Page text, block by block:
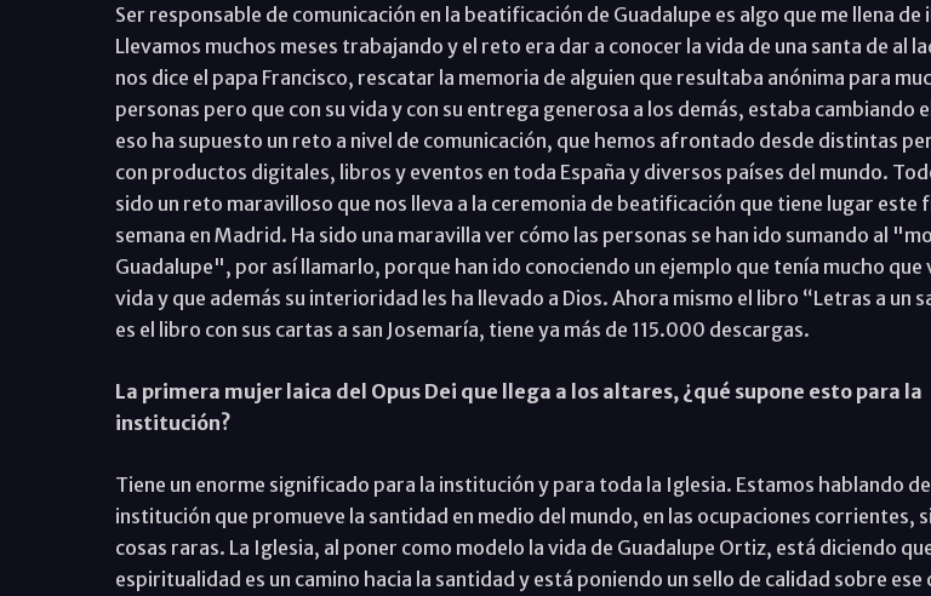
Ser responsable de comunicación en la beatificación de Guadalupe es algo que me llena de
Llevamos muchos meses trabajando y el reto era dar a conocer la vida de una santa de al
nos dice el papa Francisco, rescatar la memoria de alguien que resultaba anónima para
personas pero que con su vida y con su entrega generosa a los demás, estaba cambiando
eso ha supuesto un reto a nivel de comunicación, que hemos afrontado desde distintas
con productos digitales, libros y eventos en toda España y diversos países del mundo.
sido un reto maravilloso que nos lleva a la ceremonia de beatificación que tiene lugar este
semana en Madrid. Ha sido una maravilla ver cómo las personas se han ido sumando al
Guadalupe", por así llamarlo, porque han ido conociendo un ejemplo que tenía mucho que
vida y que además su interioridad les ha llevado a Dios. Ahora mismo el libro “Letras a un
es el libro con sus cartas a san Josemaría, tiene ya más de 115.000 descargas.
La primera mujer laica del Opus Dei que llega a los altares, ¿qué supone esto para la
institución?
Tiene un enorme significado para la institución y para toda la Iglesia. Estamos hablando
institución que promueve la santidad en medio del mundo, en las ocupaciones corrientes,
cosas raras. La Iglesia, al poner como modelo la vida de Guadalupe Ortiz, está diciendo
espiritualidad es un camino hacia la santidad y está poniendo un sello de calidad sobre ese